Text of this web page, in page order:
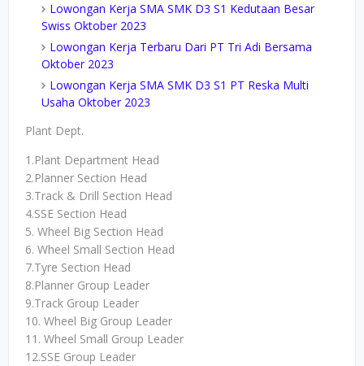
Lowongan Kerja SMA SMK D3 S1 Kedutaan Besar
Swiss Oktober 2023
Lowongan Kerja Terbaru Dari PT Tri Adi Bersama
Oktober 2023
Lowongan Kerja SMA SMK D3 S1 PT Reska Multi
Usaha Oktober 2023
Plant Dept.
1.Plant Department Head
2.Planner Section Head
3.Track & Drill Section Head
4.SSE Section Head
5. Wheel Big Section Head
6. Wheel Small Section Head
7.Tyre Section Head
8.Planner Group Leader
9.Track Group Leader
10. Wheel Big Group Leader
11. Wheel Small Group Leader
12.SSE Group Leader